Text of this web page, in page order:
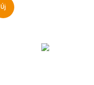
Új